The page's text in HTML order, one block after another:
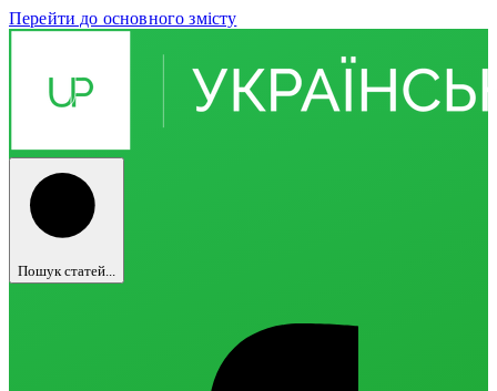
Перейти до основного змісту
Пошук статей...